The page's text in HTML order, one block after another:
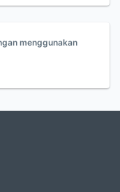
menggunakan